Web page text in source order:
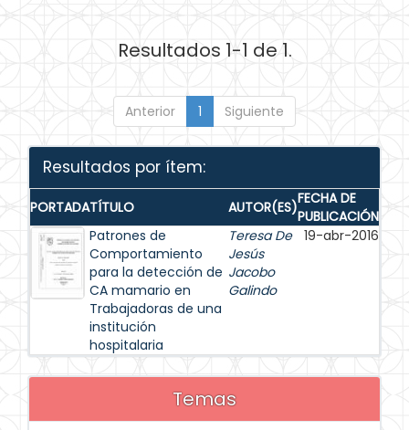
Resultados 1-1 de 1.
Anterior 1 Siguiente
Resultados por ítem:
PORTADATÍTULO AUTOR(ES)FECHA DE
PUBLICACIÓN
Patrones de
Comportamiento
para la detección de
CA mamario en
Trabajadoras de una
institución
hospitalaria
Teresa De
Jesús
Jacobo
Galindo
19-abr-2016
Temas